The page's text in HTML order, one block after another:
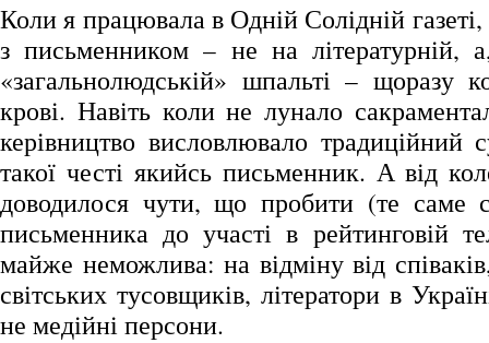
Коли я працювала в Одній Солідній
з письменником – не на літературній,
«загальнолюдській» шпальті – щоразу
крові. Навіть коли не лунало
керівництво висловлювало традиційний
такої честі якийсь письменник. А від
доводилося чути, що пробити (те саме
письменника до участі в рейтинговій
майже неможлива: на відміну від
світських тусовщиків, літератори в
не медійні персони.